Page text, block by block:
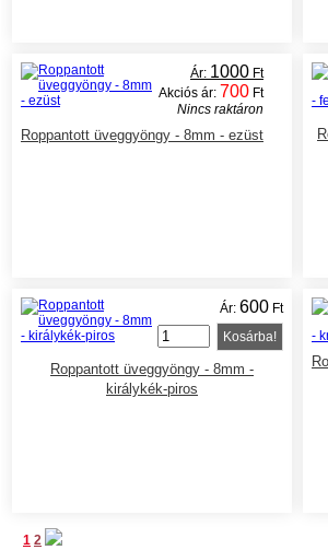
Ár: 1000 Ft
Akciós ár: 700 Ft
Nincs raktáron
Roppantott üveggyöngy - 8mm - ezüst
Ár: 600 Ft
Kosárba!
Roppantott üveggyöngy - 8mm -
királykék-piros
1 2